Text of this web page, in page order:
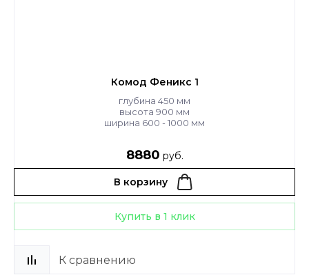
Комод Феникс 1
глубина 450 мм
высота 900 мм
ширина 600 - 1000 мм
8880 руб.
В корзину
Купить в 1 клик
К сравнению